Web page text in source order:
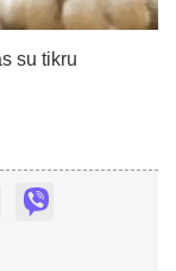
su tikru